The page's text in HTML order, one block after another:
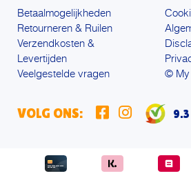
Betaalmogelijkheden
Retourneren & Ruilen
Verzendkosten &
Levertijden
Veelgestelde vragen
© My
VOLG ONS: 9.3